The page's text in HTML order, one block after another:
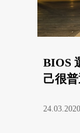
BIOS
己很
24.03.2020